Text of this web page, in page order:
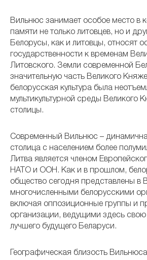
Вильнюс занимает особое место в
памяти не только литовцев, но и
Белорусы, как и литовцы, относят
государственности к временам
Литовского. Земли современной
значительную часть Великого
белорусская культура была
мультикультурной среды Великого
столицы.
Современный Вильнюс –
столица с населением более
Литва является членом
НАТО и ООН. Как и в прошлом,
общество сегодня представлены в
многочисленными белорусскими
включая оппозиционные группы и
организации, ведущими здесь
лучшего будущего Беларуси.
Географическая близость